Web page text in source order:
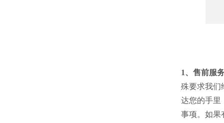
1、售前服
殊要求我们
达您的手里
事项。如果